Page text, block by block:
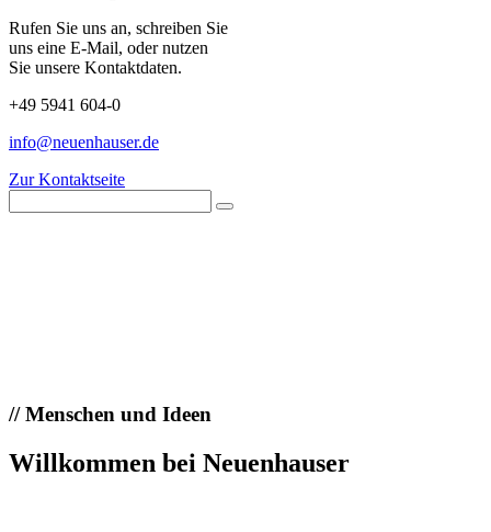
Rufen Sie uns an, schreiben Sie
uns eine E-Mail, oder nutzen
Sie unsere Kontaktdaten.
+49 5941 604-0
info@neuenhauser.de
Zur Kontaktseite
//Menschen und Ideen
Willkommen bei Neuenhauser